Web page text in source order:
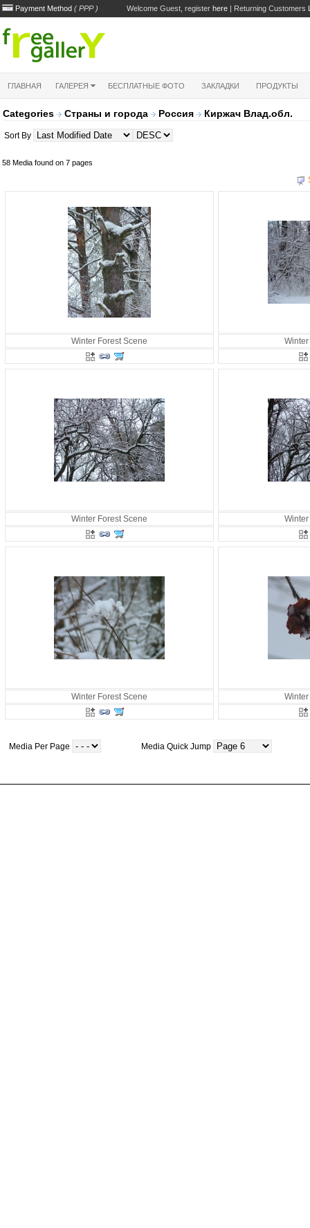
Payment Method ( PPP ) Welcome Guest, register here | Returning Customers
ГЛАВНАЯ ГАЛЕРЕЯ БЕСПЛАТНЫЕ ФОТО ЗАКЛАДКИ ПРОДУКТЫ
Categories Страны и города Россия Киржач Влад.обл.
Sort By
58 Media found on 7 pages
Winter Forest Scene
Winter Forest Scene
Winter Forest Scene
Media Per Page Media Quick Jump